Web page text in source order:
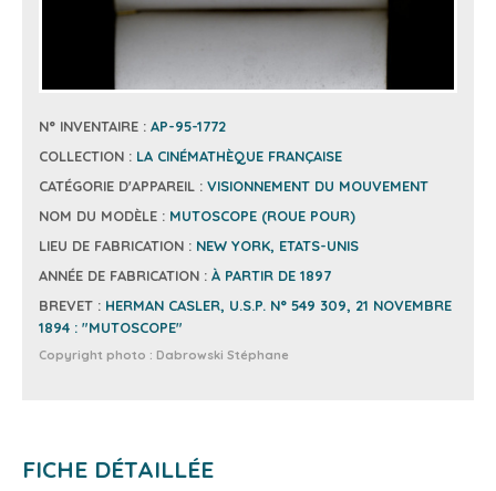
N° INVENTAIRE : AP-95-1772
COLLECTION : LA CINÉMATHÈQUE FRANÇAISE
CATÉGORIE D'APPAREIL : VISIONNEMENT DU MOUVEMENT
NOM DU MODÈLE : MUTOSCOPE (ROUE POUR)
LIEU DE FABRICATION : NEW YORK, ETATS-UNIS
ANNÉE DE FABRICATION : À PARTIR DE 1897
BREVET : HERMAN CASLER, U.S.P. N° 549 309, 21 NOVEMBRE
1894 : "MUTOSCOPE"
Copyright photo : Dabrowski Stéphane
FICHE DÉTAILLÉE